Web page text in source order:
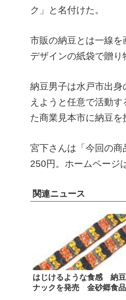
ク」と名付けた。
市販の納豆とは一線
デザインの紙袋で贈り
納豆男子は水戸市出
えようと任意で活動
た商業見本市に納豆を
宮下さんは「今回の
250円。ホームページ
関連ニュース
はじけるような食感 納
ナックを発売 金砂郷食品